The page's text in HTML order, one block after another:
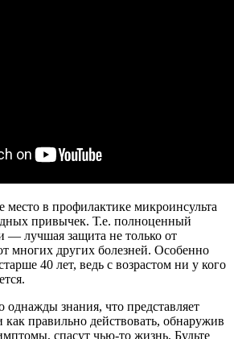
место в профилактике микроинсульта
привычек. Т.е. полноценный
— лучшая защита не только от
многих других болезней. Особенно
40 лет, ведь с возрастом ни у кого
знания, что представляет
как правильно действовать, обнаружив
спасут чью-то жизнь. Будьте